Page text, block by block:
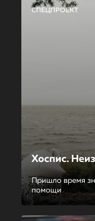
СПЕЦПРОЕКТ
Хоспис.
Пришло время
помощи